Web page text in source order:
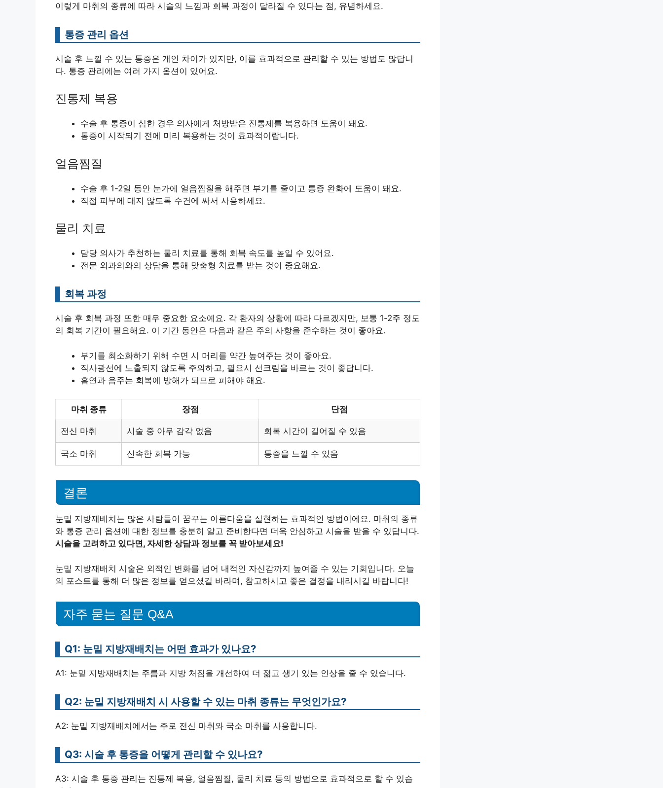
이렇게 마취의 종류에 따라 시술의 느낌과 회복 과정이 달라질 수 있다는 점, 유념하세요.
통증 관리 옵션
시술 후 느낄 수 있는 통증은 개인 차이가 있지만, 이를 효과적으로 관리할 수 있는 방법도 많답니
다. 통증 관리에는 여러 가지 옵션이 있어요.
진통제 복용
수술 후 통증이 심한 경우 의사에게 처방받은 진통제를 복용하면 도움이 돼요.
통증이 시작되기 전에 미리 복용하는 것이 효과적이랍니다.
얼음찜질
수술 후 1-2일 동안 눈가에 얼음찜질을 해주면 부기를 줄이고 통증 완화에 도움이 돼요.
직접 피부에 대지 않도록 수건에 싸서 사용하세요.
물리 치료
담당 의사가 추천하는 물리 치료를 통해 회복 속도를 높일 수 있어요.
전문 외과의와의 상담을 통해 맞춤형 치료를 받는 것이 중요해요.
회복 과정
시술 후 회복 과정 또한 매우 중요한 요소예요. 각 환자의 상황에 따라 다르겠지만, 보통 1-2주 정도
의 회복 기간이 필요해요. 이 기간 동안은 다음과 같은 주의 사항을 준수하는 것이 좋아요.
부기를 최소화하기 위해 수면 시 머리를 약간 높여주는 것이 좋아요.
직사광선에 노출되지 않도록 주의하고, 필요시 선크림을 바르는 것이 좋답니다.
흡연과 음주는 회복에 방해가 되므로 피해야 해요.
마취 종류 장점 단점
전신 마취 시술 중 아무 감각 없음 회복 시간이 길어질 수 있음
국소 마취 신속한 회복 가능 통증을 느낄 수 있음
결론
눈밑 지방재배치는 많은 사람들이 꿈꾸는 아름다움을 실현하는 효과적인 방법이에요. 마취의 종류
와 통증 관리 옵션에 대한 정보를 충분히 알고 준비한다면 더욱 안심하고 시술을 받을 수 있답니다.
시술을 고려하고 있다면, 자세한 상담과 정보를 꼭 받아보세요!
눈밑 지방재배치 시술은 외적인 변화를 넘어 내적인 자신감까지 높여줄 수 있는 기회입니다. 오늘
의 포스트를 통해 더 많은 정보를 얻으셨길 바라며, 참고하시고 좋은 결정을 내리시길 바랍니다!
자주 묻는 질문 Q&A
Q1: 눈밑 지방재배치는 어떤 효과가 있나요?
A1: 눈밑 지방재배치는 주름과 지방 처짐을 개선하여 더 젊고 생기 있는 인상을 줄 수 있습니다.
Q2: 눈밑 지방재배치 시 사용할 수 있는 마취 종류는 무엇인가요?
A2: 눈밑 지방재배치에서는 주로 전신 마취와 국소 마취를 사용합니다.
Q3: 시술 후 통증을 어떻게 관리할 수 있나요?
A3: 시술 후 통증 관리는 진통제 복용, 얼음찜질, 물리 치료 등의 방법으로 효과적으로 할 수 있습